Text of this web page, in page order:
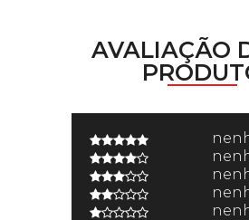
AVALIAÇÃO